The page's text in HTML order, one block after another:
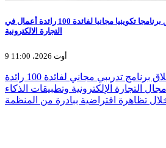
منظمة رواد الاعمال تطلق برنامجا تكوينيا مجانيا لفائدة 100 رائدة أعمال في
التجارة الالكترونية
9 أوت 2026، 11:00
من المنتظر، أن يتمّ اطلاق برنامج تدريبي مجاني لفائدة 100 رائدة
التجارة الإلكترونية وتطبيقات الذكاء